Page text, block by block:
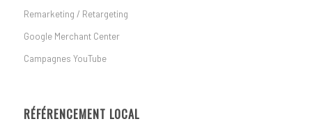
Remarketing / Retargeting
Google Merchant Center
Campagnes YouTube
RÉFÉRENCEMENT LOCAL